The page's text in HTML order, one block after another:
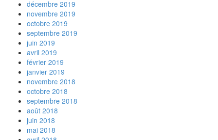
décembre 2019
novembre 2019
octobre 2019
septembre 2019
juin 2019
avril 2019
février 2019
janvier 2019
novembre 2018
octobre 2018
septembre 2018
août 2018
juin 2018
mai 2018